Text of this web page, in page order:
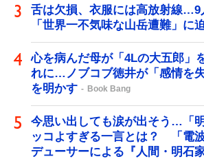
舌は欠損、衣服には高放射線…9
「世界一不気味な山岳遭難」に
心を病んだ母が「4Lの大五郎」
れに…ノブコブ徳井が「感情を
を明かす
Book Bang
今思い出しても涙が出そう…「
ッコよすぎる一言とは？ 「電
デューサーによる『人間・明石